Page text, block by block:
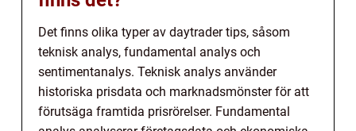
Det finns olika typer av daytrader tips, såsom
teknisk analys, fundamental analys och
sentimentanalys. Teknisk analys använder
historiska prisdata och marknadsmönster för att
förutsäga framtida prisrörelser. Fundamental